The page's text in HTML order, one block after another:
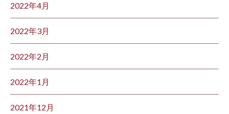
2022年4月
2022年3月
2022年2月
2022年1月
2021年12月